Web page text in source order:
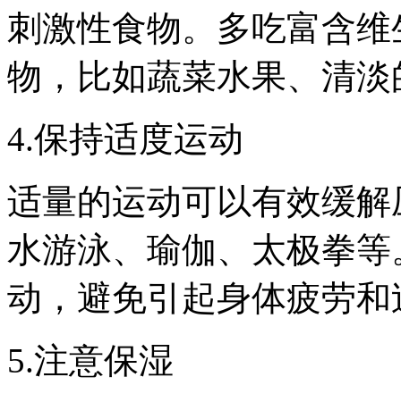
刺激性食物。多吃富含
物，比如蔬菜水果、清
4.保持适度运动
适量的运动可以有效缓
水游泳、瑜伽、太极拳
动，避免引起身体疲劳
5.注意保湿